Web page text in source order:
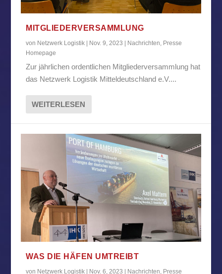
MITGLIEDERVERSAMMLUNG
von Netzwerk Logistik | Nov. 9, 2023 | Nachrichten Presse
Homepage
Zur jährlichen ordentlichen Mitgliederversammlung hat
das Netzwerk Logistik Mitteldeutschland e.V....
WEITERLESEN
WAS DIE HÄFEN UMTREIBT
von Netzwerk Logistik | Nov. 6, 2023 | Nachrichten Presse